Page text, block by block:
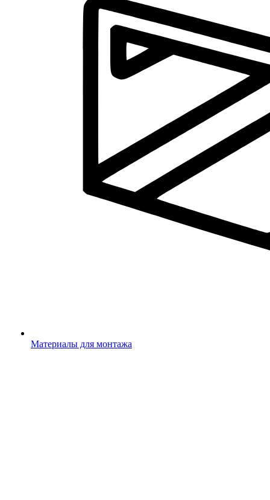
Материалы для монтажа